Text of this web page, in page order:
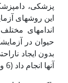
پزشکی،
این روش‏های
اندام‏های
حیوان در
بدون ایجاد
آن‏ها انجام داد (6 و 7 و 8).